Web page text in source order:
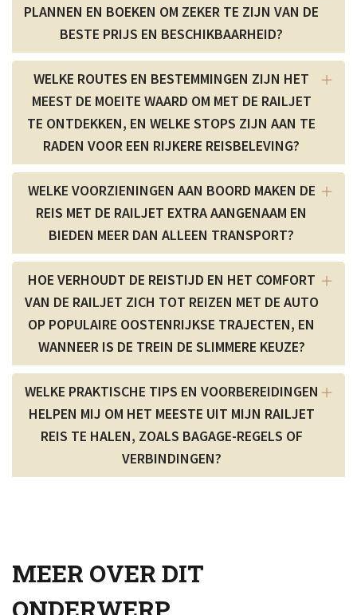
PLANNEN EN BOEKEN OM ZEKER TE ZIJN VAN DE
BESTE PRIJS EN BESCHIKBAARHEID?
WELKE ROUTES EN BESTEMMINGEN ZIJN HET
MEEST DE MOEITE WAARD OM MET DE RAILJET
TE ONTDEKKEN, EN WELKE STOPS ZIJN AAN TE
RADEN VOOR EEN RIJKERE REISBELEVING?
WELKE VOORZIENINGEN AAN BOORD MAKEN DE
REIS MET DE RAILJET EXTRA AANGENAAM EN
BIEDEN MEER DAN ALLEEN TRANSPORT?
HOE VERHOUDT DE REISTIJD EN HET COMFORT
VAN DE RAILJET ZICH TOT REIZEN MET DE AUTO
OP POPULAIRE OOSTENRIJKSE TRAJECTEN, EN
WANNEER IS DE TREIN DE SLIMMERE KEUZE?
WELKE PRAKTISCHE TIPS EN VOORBEREIDINGEN
HELPEN MIJ OM HET MEESTE UIT MIJN RAILJET
REIS TE HALEN, ZOALS BAGAGE-REGELS OF
VERBINDINGEN?
MEER OVER DIT